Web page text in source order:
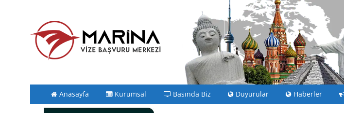
Anasayfa Kurumsal Basında Biz Duyurular Haberler